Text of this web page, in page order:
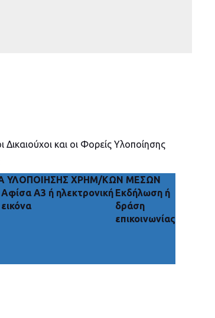
Δικαιούχοι και οι Φορείς Υλοποίησης
ΥΛΟΠΟΙΗΣΗΣ ΧΡΗΜ/ΚΩΝ ΜΕΣΩΝ
Αφίσα Α3 ή ηλεκτρονική
εικόνα
Εκδήλωση ή
δράση
επικοινωνίας